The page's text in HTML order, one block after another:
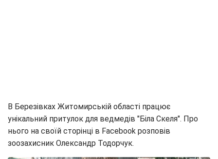
В Березівках Житомирській області працює
унікальний притулок для ведмедів "Біла Скеля". Про
нього на своїй сторінці в Facebook розповів
зоозахисник Олександр Тодорчук.